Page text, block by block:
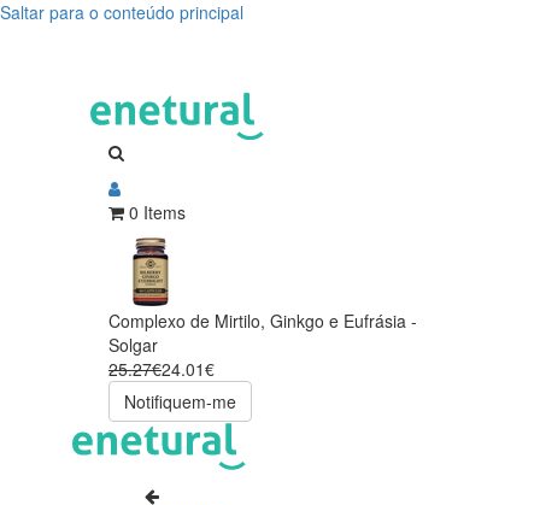
Saltar para o conteúdo principal
0 Items
Complexo de Mirtilo, Ginkgo e Eufrásia -
Solgar
25.27€24.01€
Notifiquem-me